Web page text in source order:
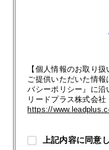
【個人情報のお取り扱
ご提供いただいた情報
バシーポリシー』に沿
リードプラス株式会社
https://
上記内容に同意